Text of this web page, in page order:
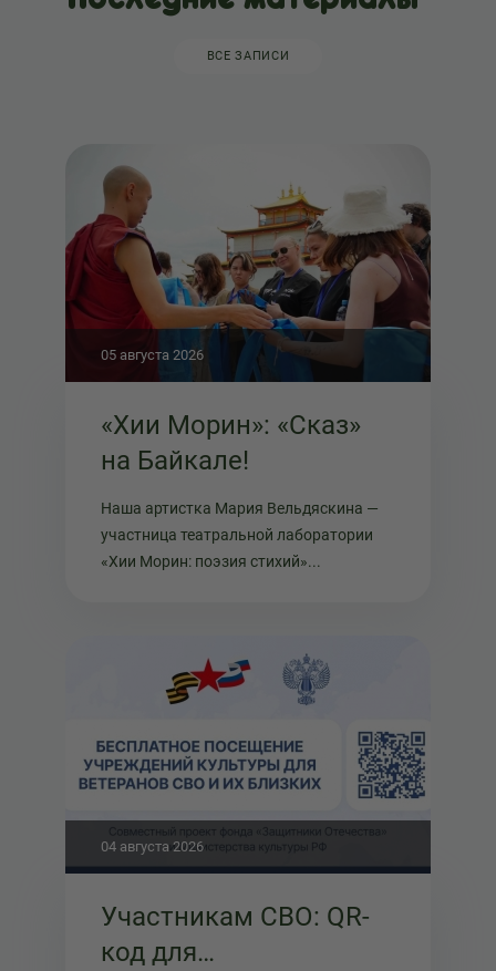
ВСЕ ЗАПИСИ
05 августа 2026
«Хии Морин»: «Сказ»
на Байкале!
Наша артистка Мария Вельдяскина —
участница театральной лаборатории
«Хии Морин: поэзия стихий»...
04 августа 2026
Участникам СВО: QR-
код для